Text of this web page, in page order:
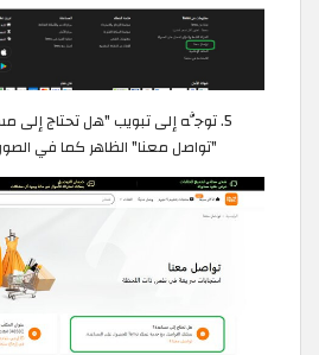
توجَّه إلى تبويب "هل تحتاج إلى
"تواصل معنا" الظاهر كما في